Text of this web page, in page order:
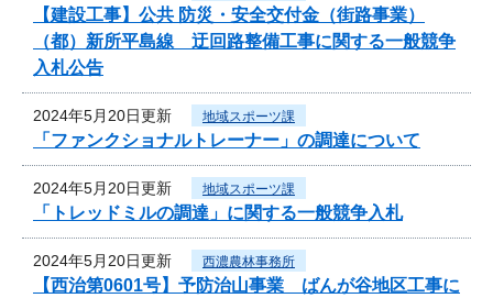
【建設工事】公共 防災・安全交付金（街路事業）
（都）新所平島線 迂回路整備工事に関する一般競争
入札公告
2024年5月20日更新 地域スポーツ課
「ファンクショナルトレーナー」の調達について
2024年5月20日更新 地域スポーツ課
「トレッドミルの調達」に関する一般競争入札
2024年5月20日更新 西濃農林事務所
【西治第0601号】予防治山事業 ばんが谷地区工事に